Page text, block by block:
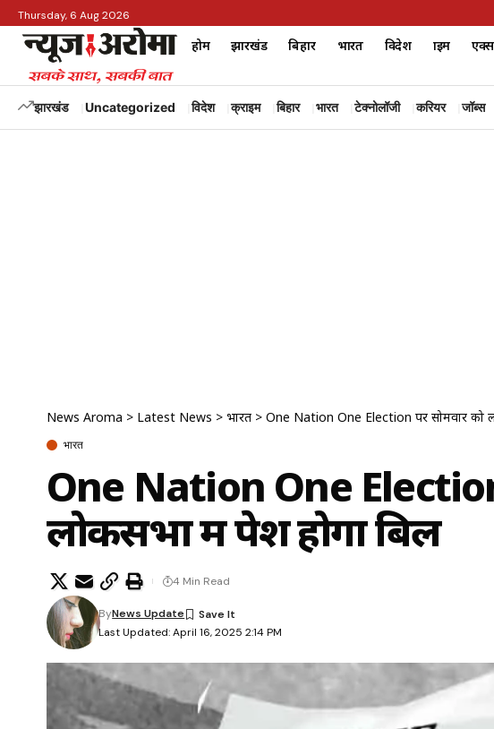
Thursday, 6 Aug 2026
होम झारखंड बिहार भारत विदेश क्राइम
झारखंड Uncategorized विदेश क्राइम बिहार भारत टेक्नोलॉजी करियर जॉब्स
News Aroma > Latest News > भारत > One Nation One Election पर सोमवार को
भारत
One Nation One
लोकसभा में पेश होगा बिल
Last Updated: April 16, 2025 2:14 PM
ByNews Update
4 Min Read